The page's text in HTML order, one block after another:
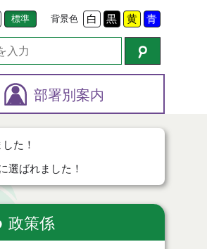
標準 背景色 白 黒 黄 青
部署別案内
た！
選ばれました！
政策係